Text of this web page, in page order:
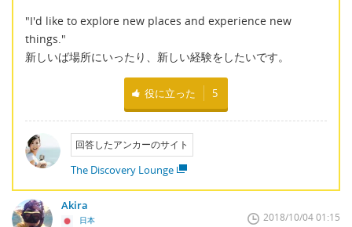
"I'd like to explore new places and experience new
things."
新しいば場所にいったり、新しい経験をしたいです。
役に立った 5
回答したアンカーのサイト
The Discovery Lounge
Akira
日本 2018/10/04 01:15